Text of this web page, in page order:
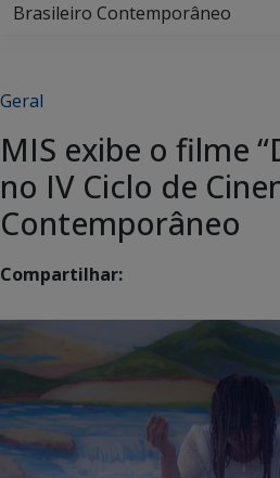
Brasileiro Contemporâneo
Geral
MIS exibe o filme
no IV Ciclo de
Contemporâneo
Compartilhar: